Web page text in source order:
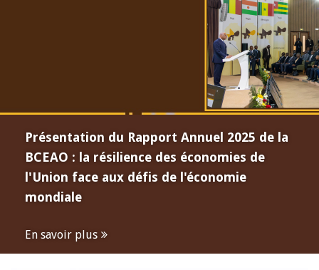
Présentation du Rapport Annuel 2025 de la
BCEAO : la résilience des économies de
l'Union face aux défis de l'économie
mondiale
En savoir plus